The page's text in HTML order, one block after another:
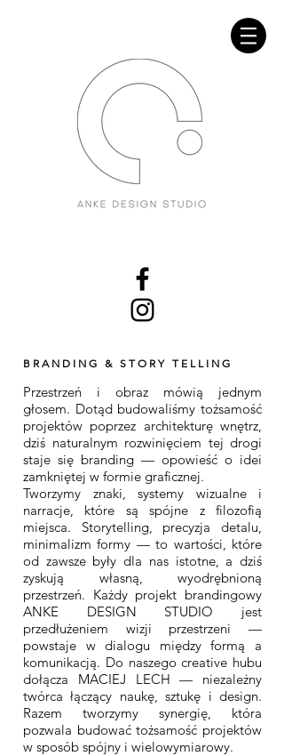
Projektant wnetrz krakow Projekty wnetrz
krakow Architekt wnetrz krakow
Architektura wnetrz
ARCHITEKTURA WNĘTRZ KRAKÓW
ARCHITEKT WNĘTRZ KRAKÓW PROJEKTANT
WNĘTRZ KRAKÓW PROJEKTOWANIE WNĘTRZ
KRAKÓW PROJEKTOWANIE HOTELI
PROJEKTOWANIE WNĘTRZ HOTELOWYCH
PROJEKTY HOTELI PROJEKTY RESTAURACJI
B R A N D I N G & S T O R Y T E L L I N G
Przestrzeń i obraz mówią jednym
głosem. Dotąd budowaliśmy tożsamość
projektów poprzez architekturę wnętrz,
dziś naturalnym rozwinięciem tej drogi
staje się branding — opowieść o idei
zamkniętej w formie graficznej.
Tworzymy znaki, systemy wizualne i
narracje, które są spójne z filozofią
miejsca. Storytelling, precyzja detalu,
minimalizm formy — to wartości, które
od zawsze były dla nas istotne, a dziś
zyskują własną, wyodrębnioną
przestrzeń. Każdy projekt brandingowy
ANKE DESIGN STUDIO jest
przedłużeniem wizji przestrzeni —
powstaje w dialogu między formą a
komunikacją. Do naszego creative hubu
dołącza MACIEJ LECH — niezależny
twórca łączący naukę, sztukę i design.
Razem tworzymy synergię, która
pozwala budować tożsamość projektów
w sposób spójny i wielowymiarowy.